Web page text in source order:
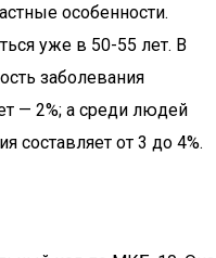
особенности.
уже в 50-55 лет. В
заболевания
— 2%; а среди людей
составляет от 3 до 4%.